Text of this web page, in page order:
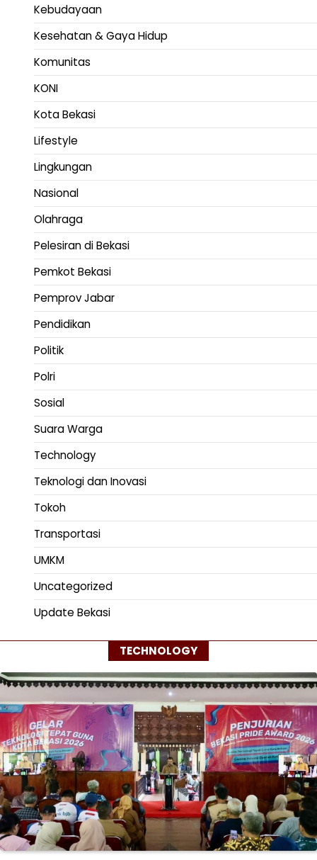
Kebudayaan
Kesehatan & Gaya Hidup
Komunitas
KONI
Kota Bekasi
Lifestyle
Lingkungan
Nasional
Olahraga
Pelesiran di Bekasi
Pemkot Bekasi
Pemprov Jabar
Pendidikan
Politik
Polri
Sosial
Suara Warga
Technology
Teknologi dan Inovasi
Tokoh
Transportasi
UMKM
Uncategorized
Update Bekasi
TECHNOLOGY